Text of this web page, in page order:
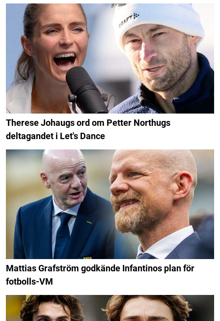
Therese Johaugs ord om Petter Northugs
deltagandet i Let's Dance
Mattias Grafström godkände Infantinos plan för
fotbolls-VM